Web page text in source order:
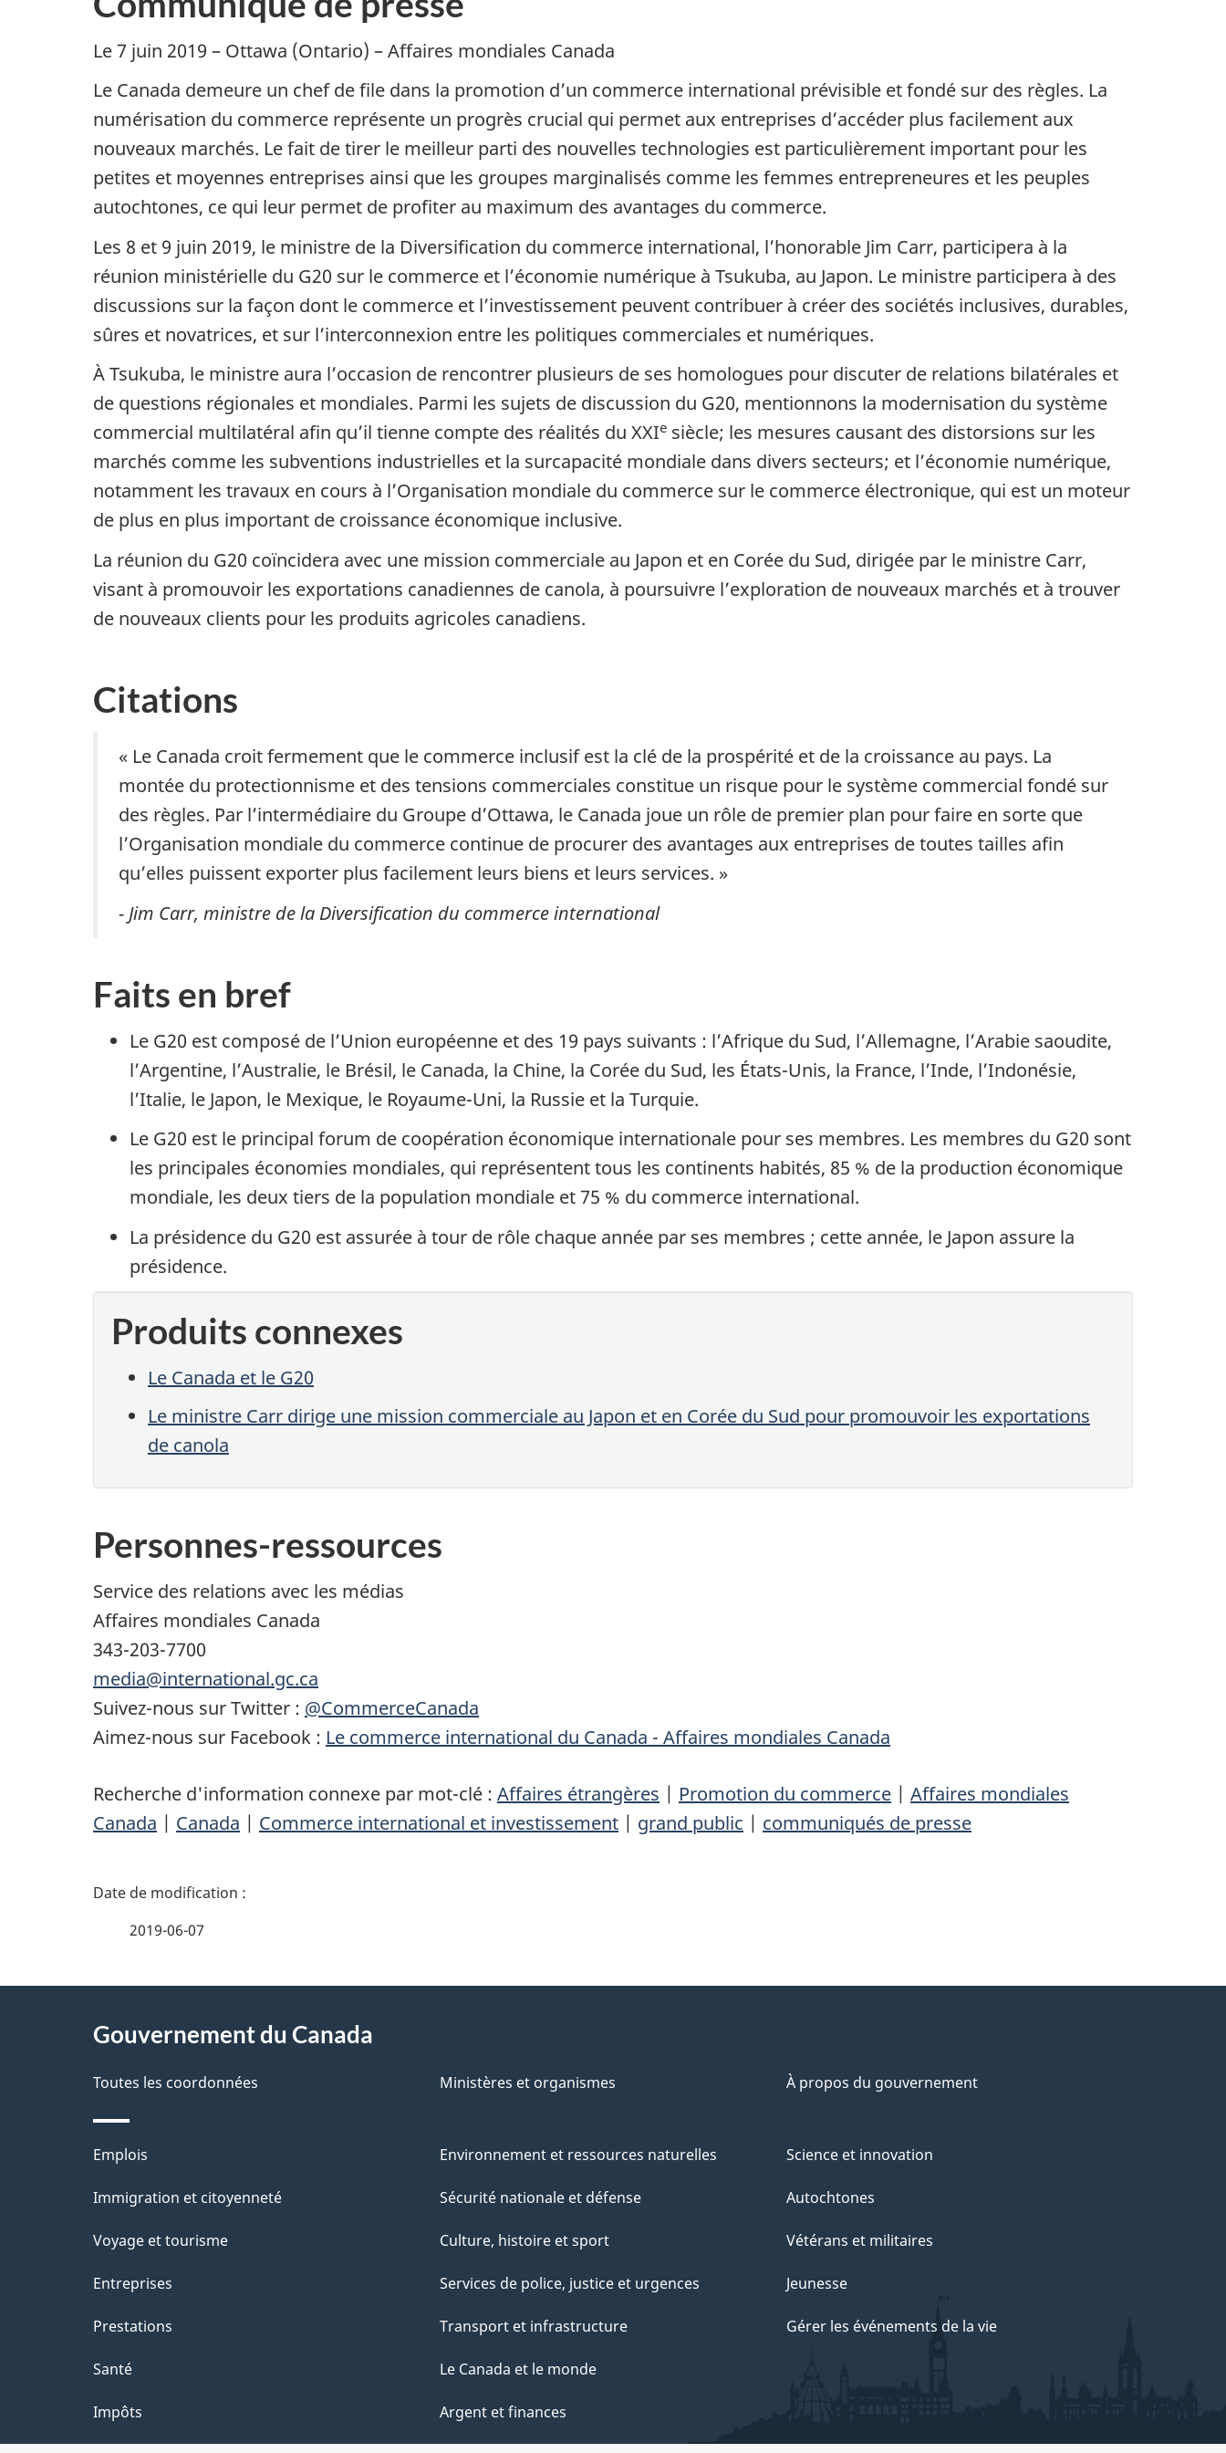
Le 7 juin 2019 – Ottawa (Ontario) – Affaires mondiales Canada
Le Canada demeure un chef de file dans la promotion d’un commerce international prévisible et fondé sur des règles. La
numérisation du commerce représente un progrès crucial qui permet aux entreprises d’accéder plus facilement aux
nouveaux marchés. Le fait de tirer le meilleur parti des nouvelles technologies est particulièrement important pour les
petites et moyennes entreprises ainsi que les groupes marginalisés comme les femmes entrepreneures et les peuples
autochtones, ce qui leur permet de profiter au maximum des avantages du commerce.
Les 8 et 9 juin 2019, le ministre de la Diversification du commerce international, l’honorable Jim Carr, participera à la
réunion ministérielle du G20 sur le commerce et l’économie numérique à Tsukuba, au Japon. Le ministre participera à des
discussions sur la façon dont le commerce et l’investissement peuvent contribuer à créer des sociétés inclusives, durables,
sûres et novatrices, et sur l’interconnexion entre les politiques commerciales et numériques.
À Tsukuba, le ministre aura l’occasion de rencontrer plusieurs de ses homologues pour discuter de relations bilatérales et
de questions régionales et mondiales. Parmi les sujets de discussion du G20, mentionnons la modernisation du système
commercial multilatéral afin qu’il tienne compte des réalités du XXIe siècle; les mesures causant des distorsions sur les
marchés comme les subventions industrielles et la surcapacité mondiale dans divers secteurs; et l’économie numérique,
notamment les travaux en cours à l’Organisation mondiale du commerce sur le commerce électronique, qui est un moteur
de plus en plus important de croissance économique inclusive.
La réunion du G20 coïncidera avec une mission commerciale au Japon et en Corée du Sud, dirigée par le ministre Carr,
visant à promouvoir les exportations canadiennes de canola, à poursuivre l’exploration de nouveaux marchés et à trouver
de nouveaux clients pour les produits agricoles canadiens.
Citations
« Le Canada croit fermement que le commerce inclusif est la clé de la prospérité et de la croissance au pays. La
montée du protectionnisme et des tensions commerciales constitue un risque pour le système commercial fondé sur
des règles. Par l’intermédiaire du Groupe d’Ottawa, le Canada joue un rôle de premier plan pour faire en sorte que
l’Organisation mondiale du commerce continue de procurer des avantages aux entreprises de toutes tailles afin
qu’elles puissent exporter plus facilement leurs biens et leurs services. »
- Jim Carr, ministre de la Diversification du commerce international
Faits en bref
Le G20 est composé de l’Union européenne et des 19 pays suivants : l’Afrique du Sud, l’Allemagne, l’Arabie saoudite,
l’Argentine, l’Australie, le Brésil, le Canada, la Chine, la Corée du Sud, les États-Unis, la France, l’Inde, l’Indonésie,
l’Italie, le Japon, le Mexique, le Royaume-Uni, la Russie et la Turquie.
Le G20 est le principal forum de coopération économique internationale pour ses membres. Les membres du G20 sont
les principales économies mondiales, qui représentent tous les continents habités, 85 % de la production économique
mondiale, les deux tiers de la population mondiale et 75 % du commerce international.
La présidence du G20 est assurée à tour de rôle chaque année par ses membres ; cette année, le Japon assure la
présidence.
Produits connexes
Le Canada et le G20
Le ministre Carr dirige une mission commerciale au Japon et en Corée du Sud pour promouvoir les exportations
de canola
Personnes-ressources
Service des relations avec les médias
Affaires mondiales Canada
343-203-7700
media@international.gc.ca
Suivez-nous sur Twitter : @CommerceCanada
Aimez-nous sur Facebook : Le commerce international du Canada - Affaires mondiales Canada
Recherche d'information connexe par mot-clé : Affaires étrangères | Promotion du commerce | Affaires mondiales
Canada | Canada | Commerce international et investissement | grand public | communiqués de presse
D
a
l
s
d
e
l
a
p
a
2019-06-07
proposGouvernement du Canada
Toutes les coordonnées Ministères et organismes À propos du gouvernement
Thèmes
et
Emplois
Immigration et citoyenneté
Voyage et tourisme
Entreprises
Prestations
Santé
Impôts
Environnement et ressources naturelles
Sécurité nationale et défense
Culture, histoire et sport
Services de police, justice et urgences
Transport et infrastructure
Le Canada et le monde
Argent et finances
Science et innovation
Autochtones
Vétérans et militaires
Jeunesse
Gérer les événements de la vie